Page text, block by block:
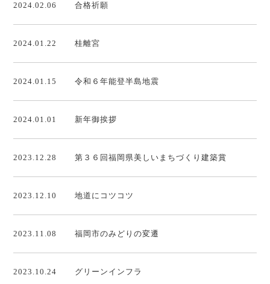
2024.02.06 合格祈願
2024.01.22 桂離宮
2024.01.15 令和６年能登半島地震
2024.01.01 新年御挨拶
2023.12.28 第３６回福岡県美しいまちづくり建築賞
2023.12.10 地道にコツコツ
2023.11.08 福岡市のみどりの変遷
2023.10.24 グリーンインフラ